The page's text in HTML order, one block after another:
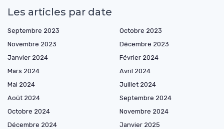
Les articles par date
Septembre 2023
Octobre 2023
Novembre 2023
Décembre 2023
Janvier 2024
Février 2024
Mars 2024
Avril 2024
Mai 2024
Juillet 2024
Août 2024
Septembre 2024
Octobre 2024
Novembre 2024
Décembre 2024
Janvier 2025